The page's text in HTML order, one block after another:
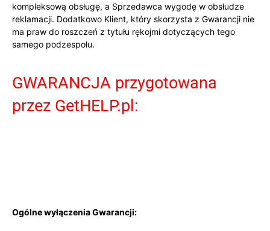
kompleksową obsługę, a Sprzedawca wygodę w obsłudze
reklamacji. Dodatkowo Klient, który skorzysta z Gwarancji nie
ma praw do roszczeń z tytułu rękojmi dotyczących tego
samego podzespołu.
GWARANCJA przygotowana
przez GetHELP.pl:
Ogólne wyłączenia Gwarancji: